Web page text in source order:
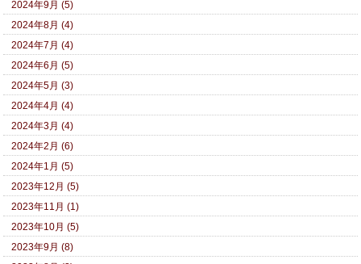
2024年9月 (5)
2024年8月 (4)
2024年7月 (4)
2024年6月 (5)
2024年5月 (3)
2024年4月 (4)
2024年3月 (4)
2024年2月 (6)
2024年1月 (5)
2023年12月 (5)
2023年11月 (1)
2023年10月 (5)
2023年9月 (8)